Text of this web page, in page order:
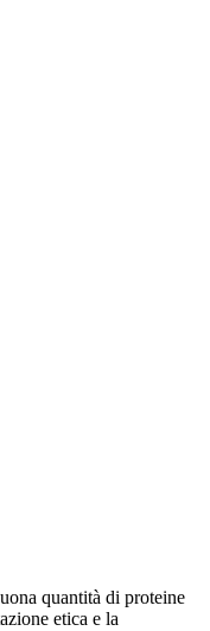
quantità di proteine
etica e la